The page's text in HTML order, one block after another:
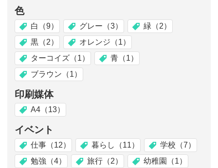
色
白（9） グレー（3）
緑（2）
黒（2）
オレンジ（1）
ターコイズ（1）
青（1）
ブラウン（1）
印刷媒体
A4（13）
イベント
仕事（12） 暮らし（11）
学校（7）
勉強（4）
旅行（2）
幼稚園（1）